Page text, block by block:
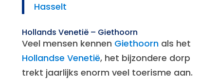
Hasselt
Hollands Venetië – Giethoorn
Veel mensen kennen Giethoorn als het
Hollandse Venetië, het bijzondere dorp
trekt jaarlijks enorm veel toerisme aan.